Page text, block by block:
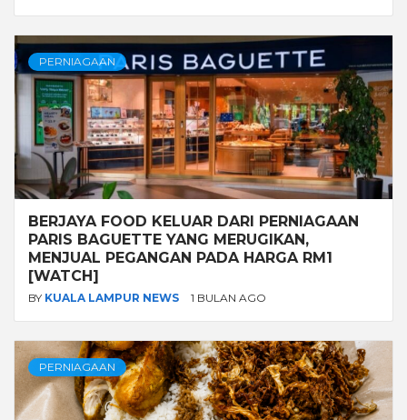
PERNIAGAAN
BERJAYA FOOD KELUAR DARI PERNIAGAAN
PARIS BAGUETTE YANG MERUGIKAN,
MENJUAL PEGANGAN PADA HARGA RM1
[WATCH]
BY KUALA LAMPUR NEWS 1 BULAN AGO
PERNIAGAAN